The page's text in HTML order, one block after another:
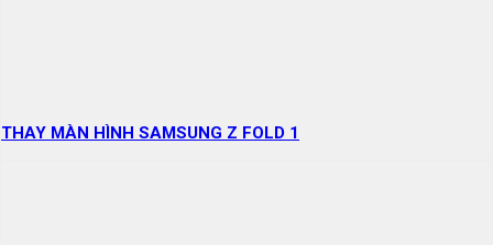
THAY MÀN HÌNH SAMSUNG Z FOLD 1